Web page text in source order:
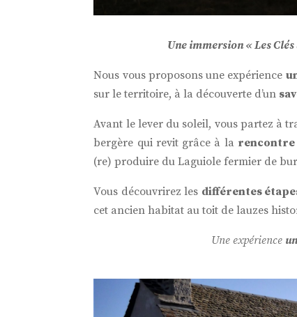
Une immersion « Les
Nous vous proposons une expérience
sur le territoire, à la découverte d’un
Avant le lever du soleil, vous partez à
bergère qui revit grâce à la rencontre
(re) produire du Laguiole fermier de
Vous découvrirez les différentes
cet ancien habitat au toit de lauzes
Une expérience